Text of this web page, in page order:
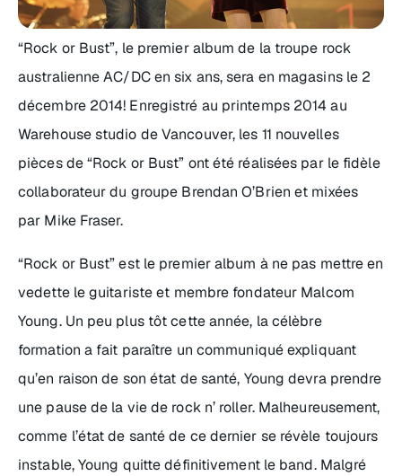
“Rock or Bust”, le premier album de la troupe rock
australienne AC/DC en six ans, sera en magasins le 2
décembre 2014! Enregistré au printemps 2014 au
Warehouse studio de Vancouver, les 11 nouvelles
pièces de “Rock or Bust” ont été réalisées par le fidèle
collaborateur du groupe Brendan O’Brien et mixées
par Mike Fraser.
“Rock or Bust” est le premier album à ne pas mettre en
vedette le guitariste et membre fondateur Malcom
Young. Un peu plus tôt cette année, la célèbre
formation a fait paraître un communiqué expliquant
qu’en raison de son état de santé, Young devra prendre
une pause de la vie de rock n’ roller. Malheureusement,
comme l’état de santé de ce dernier se révèle toujours
instable, Young quitte définitivement le band. Malgré